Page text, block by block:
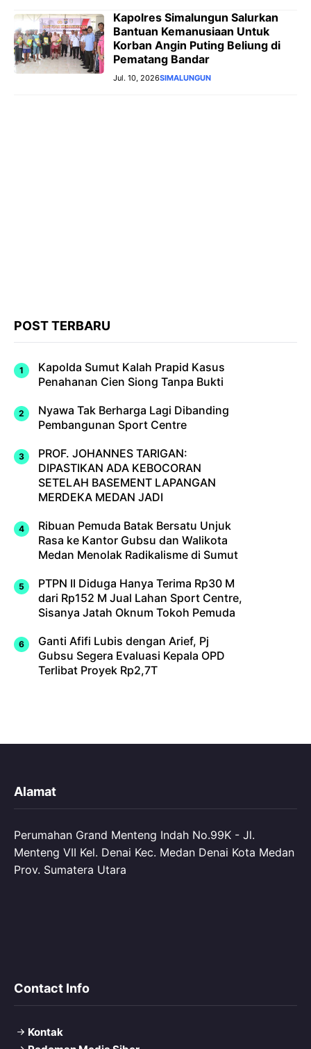
Kapolres Simalungun Salurkan
Bantuan Kemanusiaan Untuk
Korban Angin Puting Beliung di
Pematang Bandar
Jul. 10, 2026SIMALUNGUN
POST TERBARU
Kapolda Sumut Kalah Prapid Kasus
Penahanan Cien Siong Tanpa Bukti
Nyawa Tak Berharga Lagi Dibanding
Pembangunan Sport Centre
PROF. JOHANNES TARIGAN:
DIPASTIKAN ADA KEBOCORAN
SETELAH BASEMENT LAPANGAN
MERDEKA MEDAN JADI
Ribuan Pemuda Batak Bersatu Unjuk
Rasa ke Kantor Gubsu dan Walikota
Medan Menolak Radikalisme di Sumut
PTPN II Diduga Hanya Terima Rp30 M
dari Rp152 M Jual Lahan Sport Centre,
Sisanya Jatah Oknum Tokoh Pemuda
Ganti Afifi Lubis dengan Arief, Pj
Gubsu Segera Evaluasi Kepala OPD
Terlibat Proyek Rp2,7T
Alamat
Perumahan Grand Menteng Indah No.99K - Jl.
Menteng VII Kel. Denai Kec. Medan Denai Kota Medan
Prov. Sumatera Utara
Contact Info
Kontak